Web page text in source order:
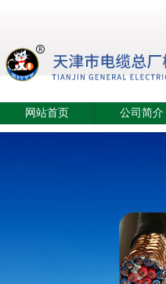
网站首页 公司简介